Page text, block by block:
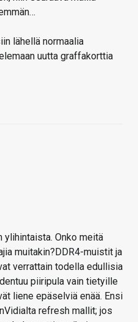
lähellä normaalia
uutta graffakorttia
ylihintaista. Onko meitä
muitakin?DDR4-muistit ja
verrattain todella edullisia
piiripula vain tietyille
liene epäselviä enää. Ensi
refresh mallit; jos